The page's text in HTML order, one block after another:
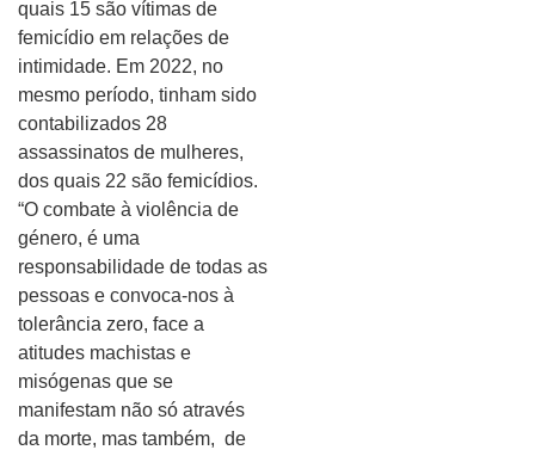
quais 15 são vítimas de
femicídio em relações de
intimidade. Em 2022, no
mesmo período, tinham sido
contabilizados 28
assassinatos de mulheres,
dos quais 22 são femicídios.
“O combate à violência de
género, é uma
responsabilidade de todas as
pessoas e convoca-nos à
tolerância zero, face a
atitudes machistas e
misógenas que se
manifestam não só através
da morte, mas também, de